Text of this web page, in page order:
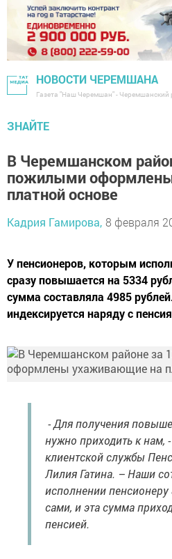
НОВОСТИ ЧЕРЕМШАНА
Газета "Наш Черемшан" - Черемшанский
ЗНАЙТЕ
В Черемшанском
пожилыми
платной основе
Кадрия Гамирова, 8 февраля
У пенсионеров, которым
сразу повышается на 5334
сумма составляла 4985
индексируется наряду с
- Для получения
нужно приходить к нам,
клиентской службы
Лилия Гатина. – Наши
исполнении пенсионеру
сами, и эта сумма
пенсией.